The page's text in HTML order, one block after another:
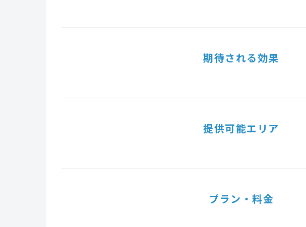
期待される効果
提供可能エリア
プラン・料金